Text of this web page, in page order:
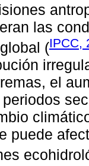
las
(IPCC,
el
puede